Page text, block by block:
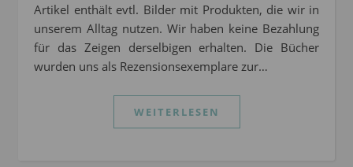
Artikel enthält evtl. Bilder mit Produkten, die wir in
unserem Alltag nutzen. Wir haben keine Bezahlung
für das Zeigen derselbigen erhalten. Die Bücher
wurden uns als Rezensionsexemplare zur…
WEITERLESEN